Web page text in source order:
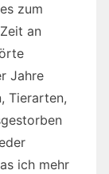
zum
an
Jahre
Tierarten,
ich mehr